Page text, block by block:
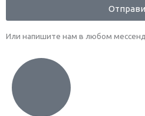
Или напишите нам в любом